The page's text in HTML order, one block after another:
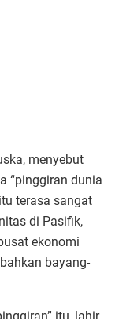
menyebut
“pinggiran dunia
terasa sangat
di Pasifik,
ekonomi
bayang-